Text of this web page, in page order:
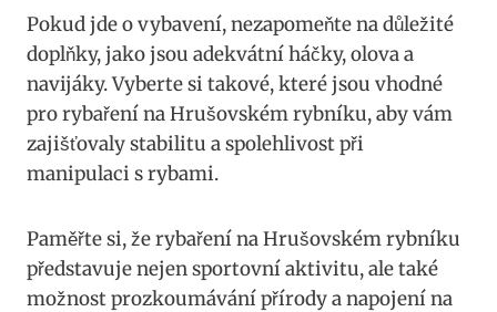
Pokud jde o vybavení, nezapomeňte na důležité
doplňky, jako jsou adekvátní háčky, olova a
navijáky. Vyberte si takové, které jsou vhodné
pro rybaření na Hrušovském rybníku, aby vám
zajišťovaly stabilitu a spolehlivost při
manipulaci s rybami.
Paměřte si, že rybaření na Hrušovském rybníku
představuje nejen sportovní aktivitu, ale také
možnost prozkoumávání přírody a napojení na